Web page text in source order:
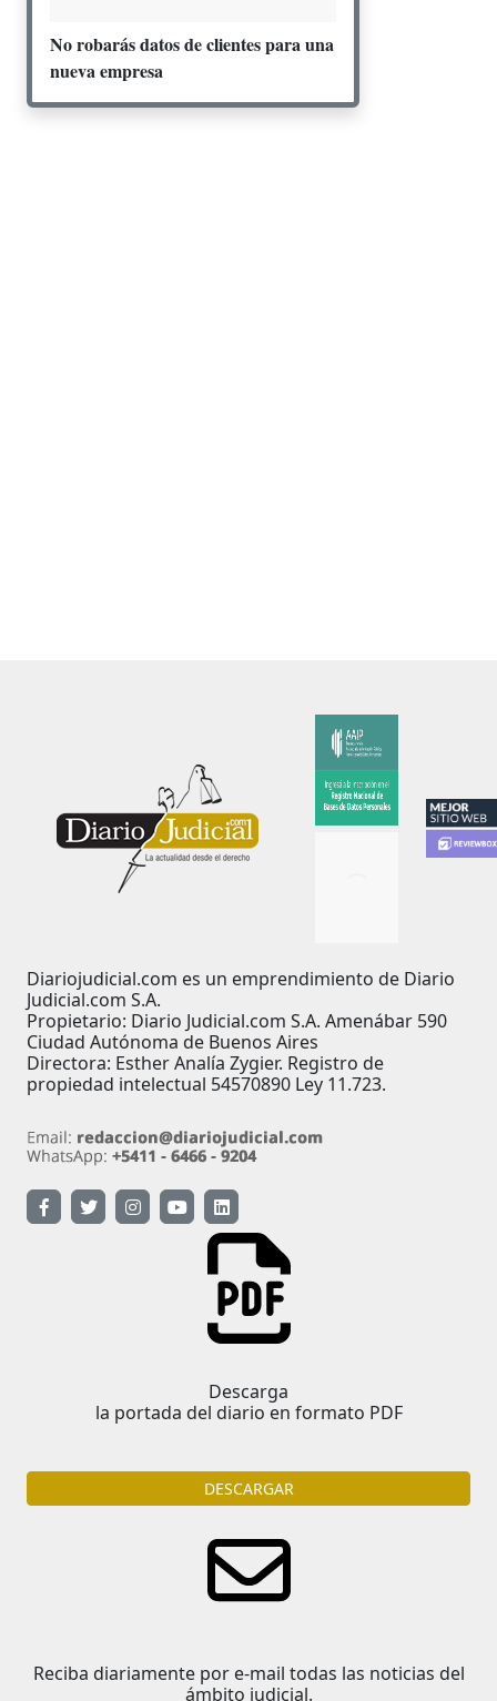
No robarás datos de clientes para una
nueva empresa
Diariojudicial.com es un emprendimiento de Diario
Judicial.com S.A.
Propietario: Diario Judicial.com S.A. Amenábar 590
Ciudad Autónoma de Buenos Aires
Directora: Esther Analía Zygier. Registro de
propiedad intelectual 54570890 Ley 11.723.
Descarga
la portada del diario en formato PDF
DESCARGAR
Reciba diariamente por e-mail todas las noticias del
ámbito judicial.